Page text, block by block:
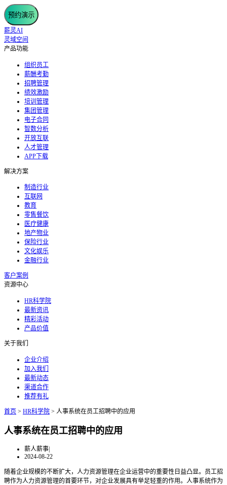
预约演示
薪灵AI
灵域空间
产品功能
组织员工
薪酬考勤
招聘管理
绩效激励
培训管理
集团管理
电子合同
智数分析
开放互联
人才管理
APP下载
解决方案
制造行业
互联网
教育
零售餐饮
医疗健康
地产物业
保险行业
文化娱乐
金融行业
客户案例
资源中心
HR科学院
最新资讯
精彩活动
产品价值
关于我们
企业介绍
加入我们
最新动态
渠道合作
推荐有礼
首页 > HR科学院 > 人事系统在员工招聘中的应用
人事系统在员工招聘中的应用
薪人薪事|
2024-08-22
随着企业规模的不断扩大，人力资源管理在企业运营中的重要性日益凸显。员工招
聘作为人力资源管理的首要环节，对企业发展具有举足轻重的作用。人事系统作为